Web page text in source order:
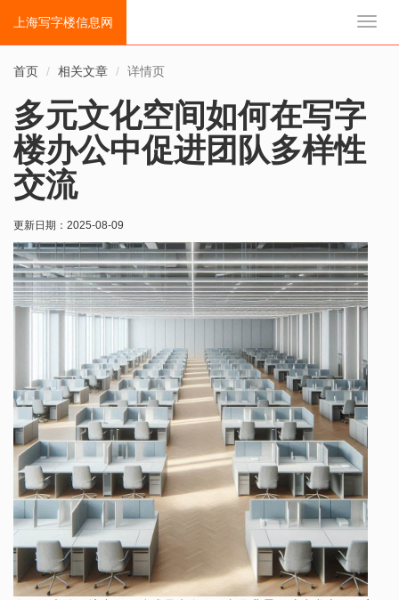
切
上海写字楼信息网
首页 相关文章 详情页
多元文化空间如何在写字
楼办公中促进团队多样性
交流
更新日期： 2025-08-09